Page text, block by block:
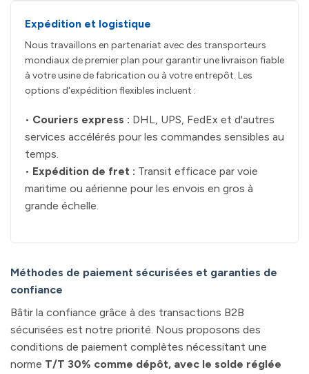
Expédition et logistique
Nous travaillons en partenariat avec des transporteurs
mondiaux de premier plan pour garantir une livraison fiable
à votre usine de fabrication ou à votre entrepôt. Les
options d'expédition flexibles incluent :
• Couriers express : DHL, UPS, FedEx et d'autres
services accélérés pour les commandes sensibles au
temps.
• Expédition de fret : Transit efficace par voie
maritime ou aérienne pour les envois en gros à
grande échelle.
Méthodes de paiement sécurisées et garanties de
confiance
Bâtir la confiance grâce à des transactions B2B
sécurisées est notre priorité. Nous proposons des
conditions de paiement complètes nécessitant une
norme T/T 30% comme dépôt, avec le solde réglée